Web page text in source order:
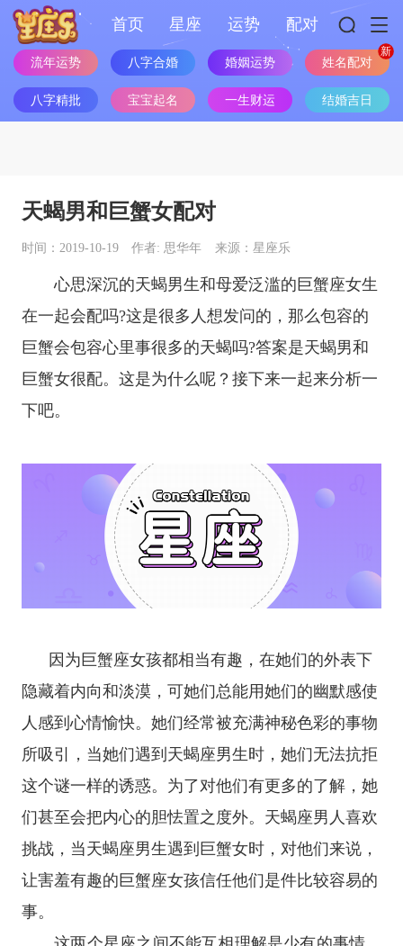
首页 星座 运势 配对
流年运势 八字合婚 婚姻运势 姓名配对
八字精批 宝宝起名 一生财运 结婚吉日
天蝎男和巨蟹女配对
时间：2019-10-19 作者: 思华年 来源：星座乐
心思深沉的天蝎男生和母爱泛滥的 巨蟹座女生
在一起会配吗?这是很多人想发问的，那么包容的
巨蟹会包容心里事很多的天蝎吗?答案是天蝎男和
巨蟹女很配。这是为什么呢？接下来一起来分析一
下吧。
因为 巨蟹座女孩都相当有趣，在她们的外表下
隐藏着内向和淡漠，可她们总能用她们的幽默感使
人感到心情愉快。她们经常被充满神秘色彩的事物
所吸引，当她们遇到 天蝎座男生时，她们无法抗拒
这个谜一样的诱惑。为了对他们有更多的了解，她
们甚至会把内心的胆怯置之度外。 天蝎座男人喜欢
挑战，当天蝎座男生遇到巨蟹女时，对他们来说，
让害羞有趣的巨蟹座女孩信任他们是件比较容易的
事。